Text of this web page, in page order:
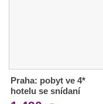
Praha: pobyt ve 4*
hotelu se snídaní